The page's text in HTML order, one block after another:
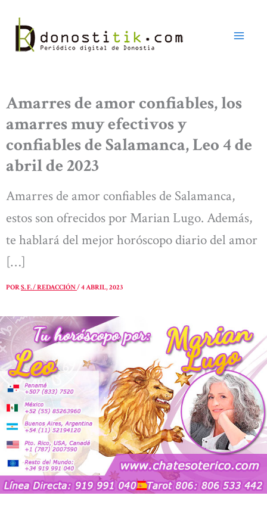
contenido
Amarres de amor confiables, los
amarres muy efectivos y
confiables de Salamanca, Leo 4 de
abril de 2023
Amarres de amor confiables de Salamanca,
estos son ofrecidos por Marian Lugo. Además,
te hablará del mejor horóscopo diario del amor
[…]
PORS. F. / REDACCIÓN/4 ABRIL, 2023